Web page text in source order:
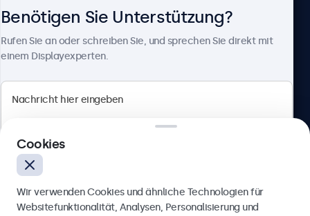
Berliner Allee 59, 40212 Düsseldorf, Deutschland
Deutsch
Benötigen Sie Unterstützung?
Rufen Sie an oder schreiben Sie, und sprechen Sie direkt mit
einem Displayexperten.
Cookies
Wir verwenden Cookies und ähnliche Technologien für
Websitefunktionalität, Analysen, Personalisierung und